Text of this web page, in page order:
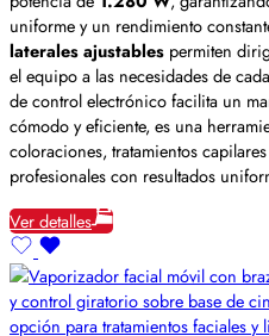
uniforme y un rendimiento
laterales ajustables permiten
el equipo a las necesidades de
de control electrónico facilita un
cómodo y eficiente, es una
coloraciones, tratamientos
profesionales con resultados
Ver detalles